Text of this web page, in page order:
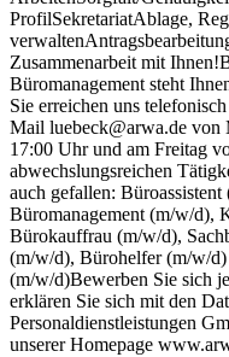
ProfilSekretariatAblage,
Zusammenarbeit mit
Büromanagement steht
Sie erreichen uns
Mail luebeck@arwa.de von
17:00 Uhr und am Freitag
abwechslungsreichen
auch gefallen:
Büromanagement (m/w/d),
Bürokauffrau (m/w/d),
(m/w/d), Bürohelfer (m/w/d)
(m/w/d)Bewerben Sie sich
erklären Sie sich mit den
Personaldienstleistungen
unserer Homepage